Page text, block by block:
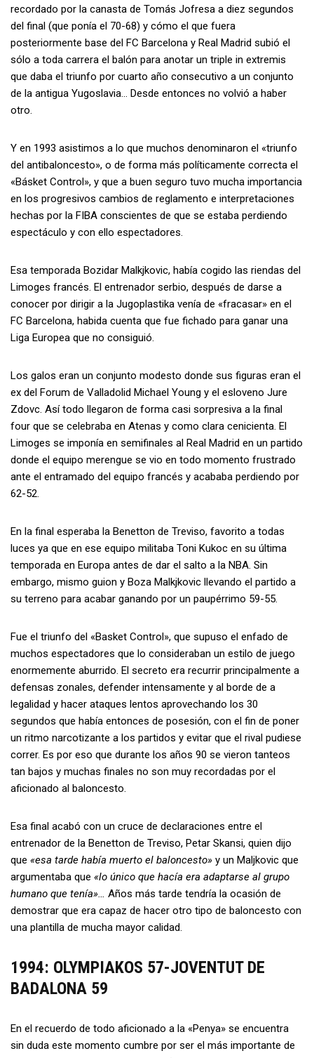
recordado por la canasta de Tomás Jofresa a diez segundos
del final (que ponía el 70-68) y cómo el que fuera
posteriormente base del FC Barcelona y Real Madrid subió el
sólo a toda carrera el balón para anotar un triple in extremis
que daba el triunfo por cuarto año consecutivo a un conjunto
de la antigua Yugoslavia… Desde entonces no volvió a haber
otro.
Y en 1993 asistimos a lo que muchos denominaron el «triunfo
del antibaloncesto», o de forma más políticamente correcta el
«Básket Control», y que a buen seguro tuvo mucha importancia
en los progresivos cambios de reglamento e interpretaciones
hechas por la FIBA conscientes de que se estaba perdiendo
espectáculo y con ello espectadores.
Esa temporada Bozidar Malkjkovic, había cogido las riendas del
Limoges francés. El entrenador serbio, después de darse a
conocer por dirigir a la Jugoplastika venía de «fracasar» en el
FC Barcelona, habida cuenta que fue fichado para ganar una
Liga Europea que no consiguió.
Los galos eran un conjunto modesto donde sus figuras eran el
ex del Forum de Valladolid Michael Young y el esloveno Jure
Zdovc. Así todo llegaron de forma casi sorpresiva a la final
four que se celebraba en Atenas y como clara cenicienta. El
Limoges se imponía en semifinales al Real Madrid en un partido
donde el equipo merengue se vio en todo momento frustrado
ante el entramado del equipo francés y acababa perdiendo por
62-52.
En la final esperaba la Benetton de Treviso, favorito a todas
luces ya que en ese equipo militaba Toni Kukoc en su última
temporada en Europa antes de dar el salto a la NBA. Sin
embargo, mismo guion y Boza Malkjkovic llevando el partido a
su terreno para acabar ganando por un paupérrimo 59-55.
Fue el triunfo del «Basket Control», que supuso el enfado de
muchos espectadores que lo consideraban un estilo de juego
enormemente aburrido. El secreto era recurrir principalmente a
defensas zonales, defender intensamente y al borde de a
legalidad y hacer ataques lentos aprovechando los 30
segundos que había entonces de posesión, con el fin de poner
un ritmo narcotizante a los partidos y evitar que el rival pudiese
correr. Es por eso que durante los años 90 se vieron tanteos
tan bajos y muchas finales no son muy recordadas por el
aficionado al baloncesto.
Esa final acabó con un cruce de declaraciones entre el
entrenador de la Benetton de Treviso, Petar Skansi, quien dijo
que «esa tarde había muerto el baloncesto» y un Maljkovic que
argumentaba que «lo único que hacía era adaptarse al grupo
humano que tenía»… Años más tarde tendría la ocasión de
demostrar que era capaz de hacer otro tipo de baloncesto con
una plantilla de mucha mayor calidad.
1994: OLYMPIAKOS 57-JOVENTUT DE
BADALONA 59
En el recuerdo de todo aficionado a la «Penya» se encuentra
sin duda este momento cumbre por ser el más importante de